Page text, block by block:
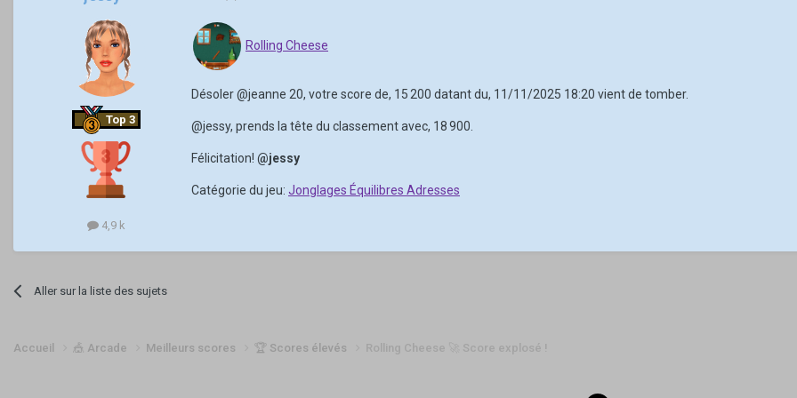
Top 3
4,9 k
Rolling Cheese
Désoler@jeanne 20, votre score de, 15 200 datant du, 11/11/2025 18:20 vient de tomber.
@jessy, prends la tête du classement avec, 18 900.
Félicitation! @jessy
Catégorie du jeu: Jonglages Équilibres Adresses
Aller sur la liste des sujets
Accueil 🎪 Arcade Meilleurs scores 🏆 Scores élevés Rolling Cheese 🚀 Score explosé !